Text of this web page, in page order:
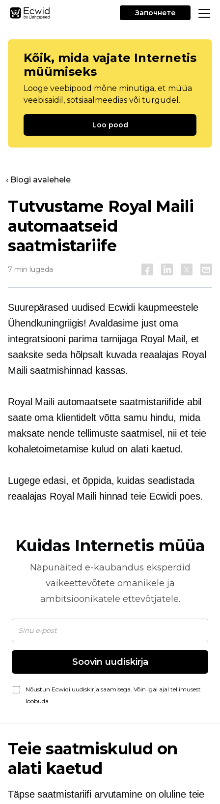
Започнете
Kõik, mida vajate Internetis
müümiseks
Looge veebipood mõne minutiga, et müüa
veebisaidil, sotsiaalmeedias või turgudel.
Loo pood
‹ Blogi avalehele
Tutvustame Royal Maili
automaatseid
saatmistariife
7 min lugeda
Suurepärased uudised Ecwidi kaupmeestele
Ühendkuningriigis! Avaldasime just oma
integratsiooni parima tarnijaga Royal Mail, et
saaksite seda hõlpsalt kuvada reaalajas Royal
Maili saatmishinnad kassas.
Royal Maili automaatsete saatmistariifide abil
saate oma klientidelt võtta samu hindu, mida
maksate nende tellimuste saatmisel, nii et teie
kohaletoimetamise kulud on alati kaetud.
Lugege edasi, et õppida, kuidas seadistada
reaalajas Royal Maili hinnad teie Ecwidi poes.
Kuidas Internetis müüa
Näpunäited e-kaubandus eksperdid
väikeettevõtete omanikele ja
ambitsioonikatele ettevõtjatele.
Soovin uudiskirja
Nõustun Ecwidi uudiskirja saamisega. Võin igal ajal tellimusest
loobuda.
Teie saatmiskulud on
alati kaetud
Täpse saatmistariifi arvutamine on oluline teie